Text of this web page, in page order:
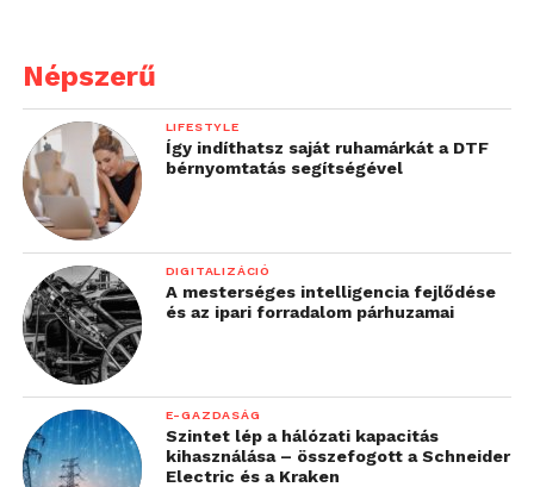
Népszerű
LIFESTYLE
Így indíthatsz saját ruhamárkát a DTF
bérnyomtatás segítségével
DIGITALIZÁCIÓ
A mesterséges intelligencia fejlődése
és az ipari forradalom párhuzamai
E-GAZDASÁG
Szintet lép a hálózati kapacitás
kihasználása – összefogott a Schneider
Electric és a Kraken